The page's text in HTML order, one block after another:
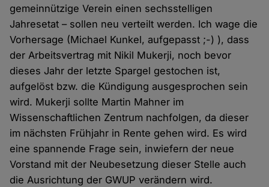
gemeinnützige Verein einen sechsstelligen
Jahresetat – sollen neu verteilt werden. Ich wage die
Vorhersage (Michael Kunkel, aufgepasst ;-) ), dass
der Arbeitsvertrag mit Nikil Mukerji, noch bevor
dieses Jahr der letzte Spargel gestochen ist,
aufgelöst bzw. die Kündigung ausgesprochen sein
wird. Mukerji sollte Martin Mahner im
Wissenschaftlichen Zentrum nachfolgen, da dieser
im nächsten Frühjahr in Rente gehen wird. Es wird
eine spannende Frage sein, inwiefern der neue
Vorstand mit der Neubesetzung dieser Stelle auch
die Ausrichtung der GWUP verändern wird.